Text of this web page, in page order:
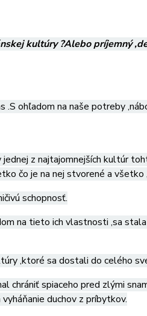
kultúry ?Alebo príjemný
ohľadom na naše potreby
jednej z najtajomnejších kultúr
čo je na nej stvorené a všetko
schopnosť.
na tieto ich vlastnosti ,sa
,ktoré sa dostali do celého
chrániť spiaceho pred zlými
duchov z príbytkov.